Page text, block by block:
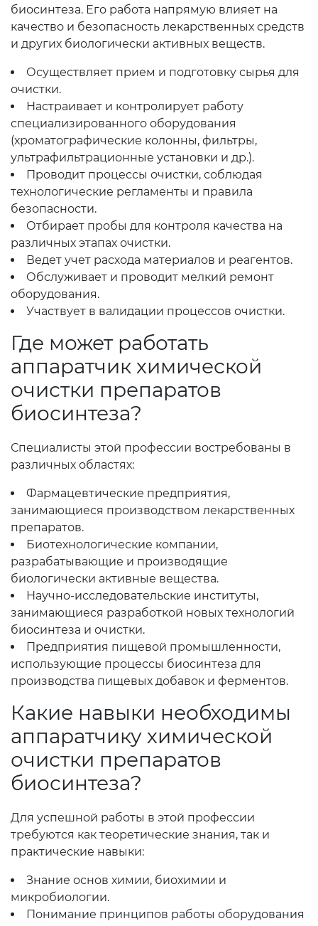
биосинтеза. Его работа напрямую влияет на
качество и безопасность лекарственных средств
и других биологически активных веществ.
Осуществляет прием и подготовку сырья для
очистки.
Настраивает и контролирует работу
специализированного оборудования
(хроматографические колонны, фильтры,
ультрафильтрационные установки и др.).
Проводит процессы очистки, соблюдая
технологические регламенты и правила
безопасности.
Отбирает пробы для контроля качества на
различных этапах очистки.
Ведет учет расхода материалов и реагентов.
Обслуживает и проводит мелкий ремонт
оборудования.
Участвует в валидации процессов очистки.
Где может работать
аппаратчик химической
очистки препаратов
биосинтеза?
Специалисты этой профессии востребованы в
различных областях:
Фармацевтические предприятия,
занимающиеся производством лекарственных
препаратов.
Биотехнологические компании,
разрабатывающие и производящие
биологически активные вещества.
Научно-исследовательские институты,
занимающиеся разработкой новых технологий
биосинтеза и очистки.
Предприятия пищевой промышленности,
использующие процессы биосинтеза для
производства пищевых добавок и ферментов.
Какие навыки необходимы
аппаратчику химической
очистки препаратов
биосинтеза?
Для успешной работы в этой профессии
требуются как теоретические знания, так и
практические навыки:
Знание основ химии, биохимии и
микробиологии.
Понимание принципов работы оборудования